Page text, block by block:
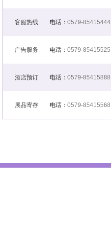
客服热线 电话： 0579-85415444
广告服务 电话： 0579-85415525
酒店预订 电话： 0579-85415888
展品寄存 电话： 0579-85415568